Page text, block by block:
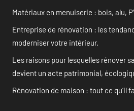
Matériaux en menuiserie : bois, alu,
Entreprise de rénovation : les
moderniser votre intérieur.
Les raisons pour lesquelles rénover
devient un acte patrimonial,
Rénovation de maison : tout ce qu’il